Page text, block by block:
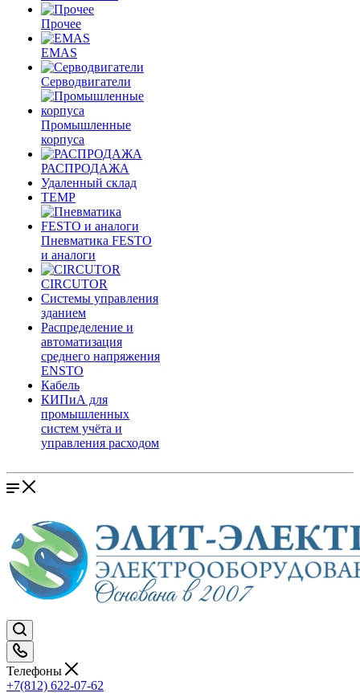
Прочее
EMAS
Cерводвигатели
Промышленные
корпуса
РАСПРОДАЖА
Удаленный склад
TEMP
Пневматика FESTO
и аналоги
CIRCUTOR
Системы управления
зданием
Распределение и
автоматизация
среднего напряжения
ENSTO
Кабель
КИПиА для
промышленных
систем учёта и
управления расходом
Телефоны
+7(812) 622-07-62